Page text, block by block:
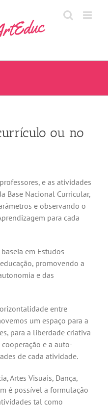
ou no
e as atividades
Base Nacional Curricular,
e observando o
para cada
em Estudos
promovendo a
e das
entre
um espaço para a
para a liberdade criativa
e a auto-
de cada atividade.
Artes Visuais, Dança,
é possível a formulação
tal como